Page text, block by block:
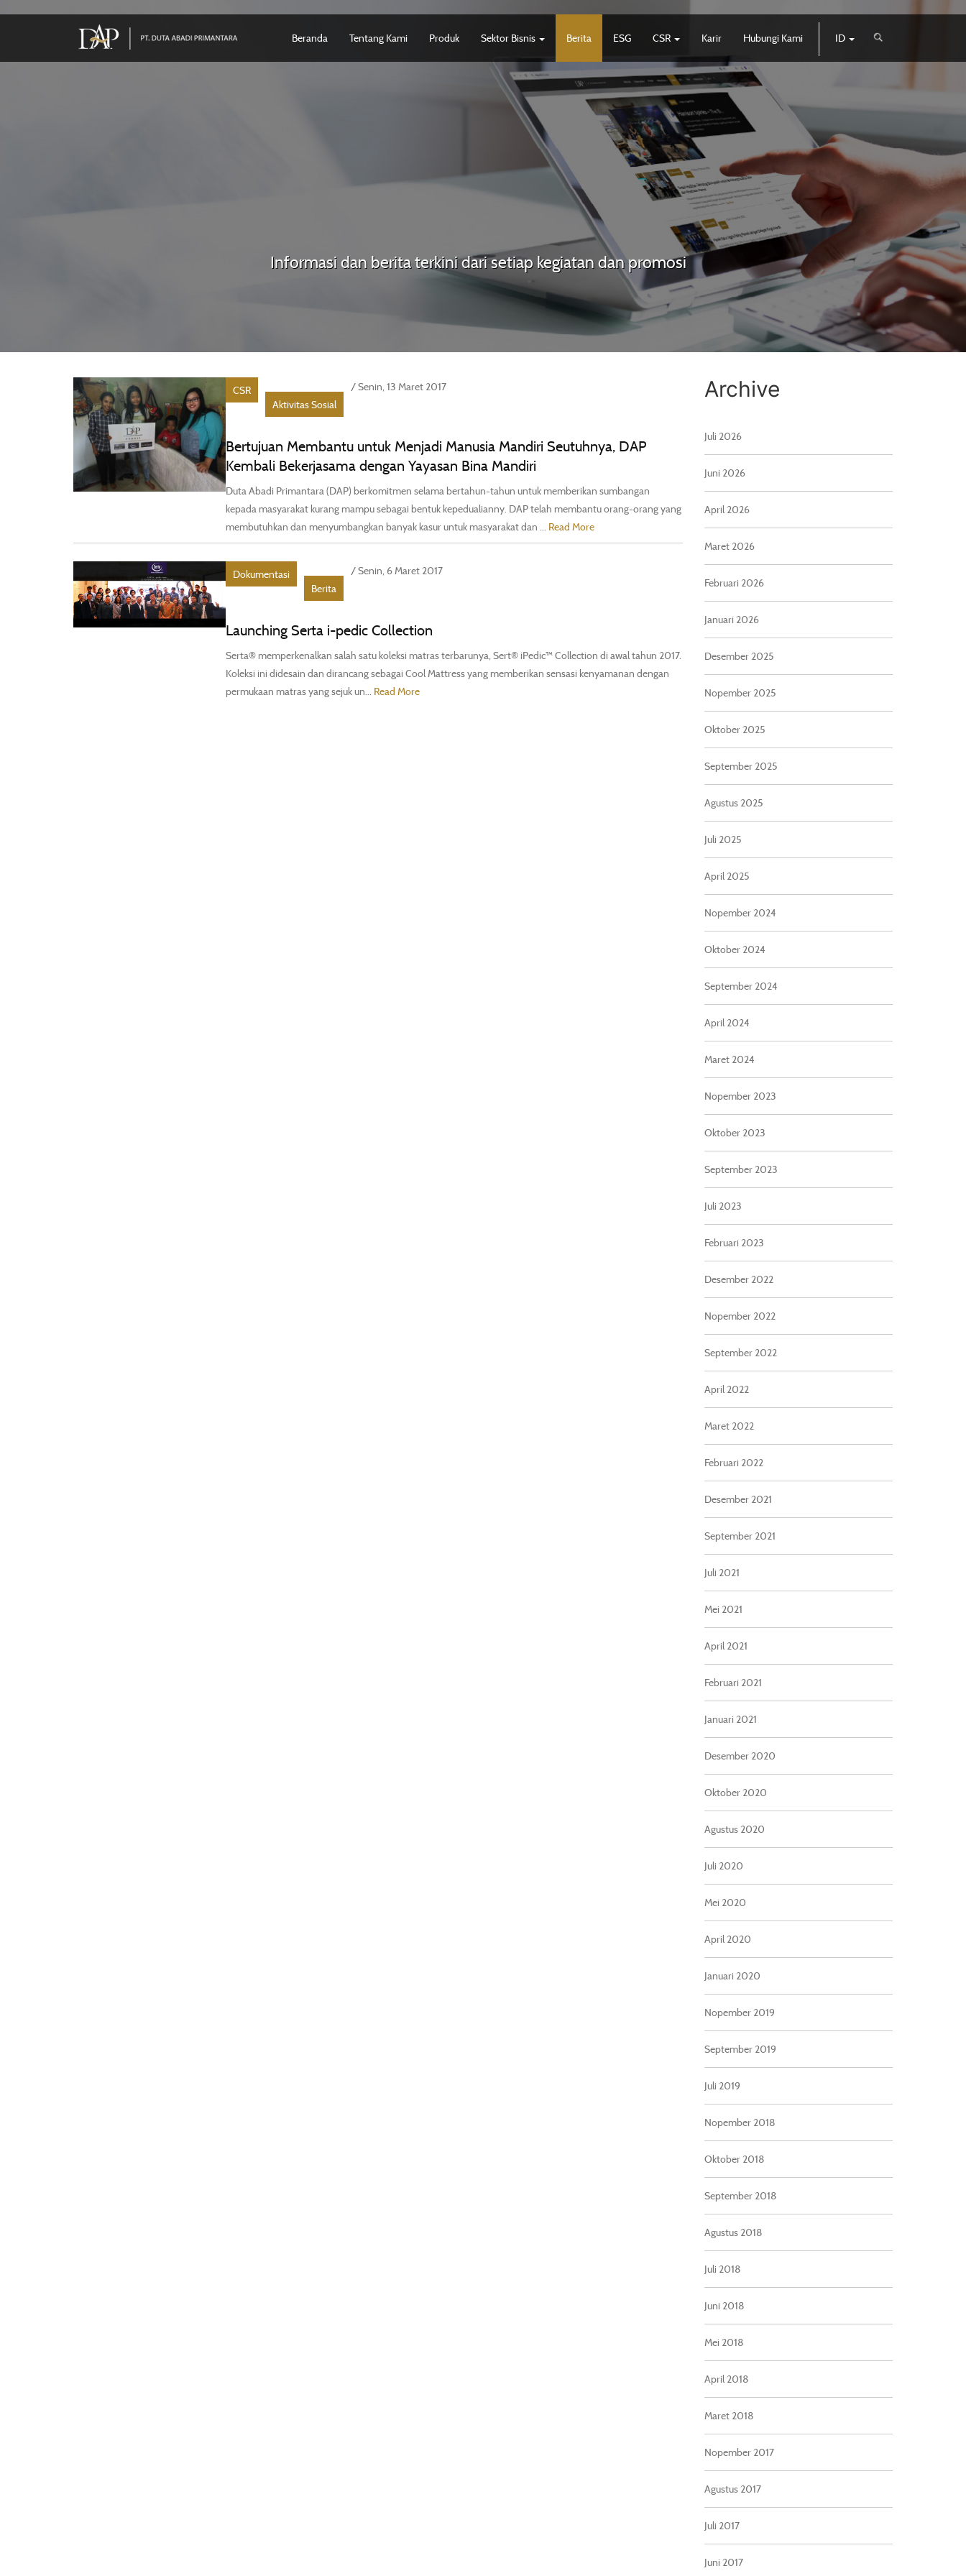
Beranda Tentang Kami Produk Sektor Bisnis Berita ESG CSR Karir Hubungi Kami ID
Informasi dan berita terkini dari setiap kegiatan dan promosi
CSR
Aktivitas Sosial
/ Senin, 13 Maret 2017
Bertujuan Membantu untuk Menjadi Manusia Mandiri Seutuhnya, DAP
Kembali Bekerjasama dengan Yayasan Bina Mandiri
Duta Abadi Primantara (DAP) berkomitmen selama bertahun-tahun untuk memberikan sumbangan
kepada masyarakat kurang mampu sebagai bentuk kepedualianny. DAP telah membantu orang-orang yang
membutuhkan dan menyumbangkan banyak kasur untuk masyarakat dan ... Read More
Dokumentasi
Berita
/ Senin, 6 Maret 2017
Launching Serta i-pedic Collection
Serta® memperkenalkan salah satu koleksi matras terbarunya, Sert® iPedic™ Collection di awal tahun 2017.
Koleksi ini didesain dan dirancang sebagai Cool Mattress yang memberikan sensasi kenyamanan dengan
permukaan matras yang sejuk un... Read More
Archive
Juli 2026
Juni 2026
April 2026
Maret 2026
Februari 2026
Januari 2026
Desember 2025
Nopember 2025
Oktober 2025
September 2025
Agustus 2025
Juli 2025
April 2025
Nopember 2024
Oktober 2024
September 2024
April 2024
Maret 2024
Nopember 2023
Oktober 2023
September 2023
Juli 2023
Februari 2023
Desember 2022
Nopember 2022
September 2022
April 2022
Maret 2022
Februari 2022
Desember 2021
September 2021
Juli 2021
Mei 2021
April 2021
Februari 2021
Januari 2021
Desember 2020
Oktober 2020
Agustus 2020
Juli 2020
Mei 2020
April 2020
Januari 2020
Nopember 2019
September 2019
Juli 2019
Nopember 2018
Oktober 2018
September 2018
Agustus 2018
Juli 2018
Juni 2018
Mei 2018
April 2018
Maret 2018
Nopember 2017
Agustus 2017
Juli 2017
Juni 2017